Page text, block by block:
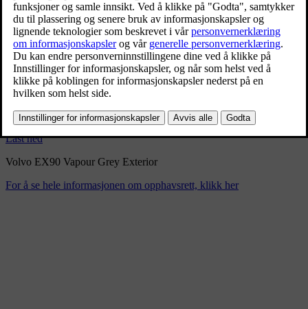
Volvo EX90 Vapour Grey
Exterior
9/3/2024
Bokmerke
Del
Last ned
Volvo EX90 Vapour Grey Exterior
For å se hele informasjonen om opphavsrett, klikk her